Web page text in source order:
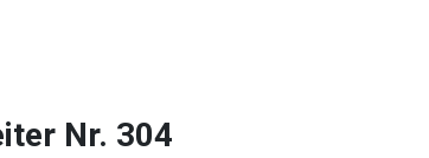
Nr. 304